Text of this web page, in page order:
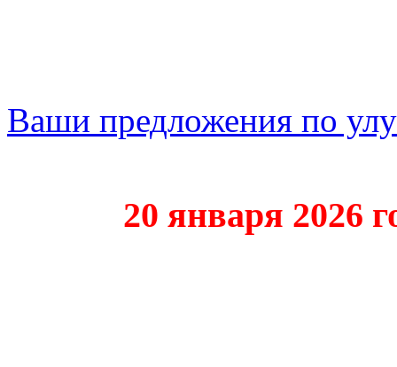
Ваши предложения по
20 января 2026